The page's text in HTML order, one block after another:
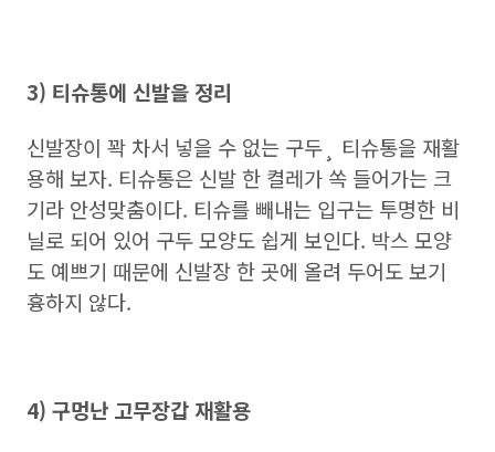
3) 티슈통에 신발을 정리
신발장이 꽉 차서 넣을 수 없는 구두¸ 티슈통을 재활
용해 보자. 티슈통은 신발 한 켤레가 쏙 들어가는 크
기라 안성맞춤이다. 티슈를 빼내는 입구는 투명한 비
닐로 되어 있어 구두 모양도 쉽게 보인다. 박스 모양
도 예쁘기 때문에 신발장 한 곳에 올려 두어도 보기
흉하지 않다.
4) 구멍난 고무장갑 재활용